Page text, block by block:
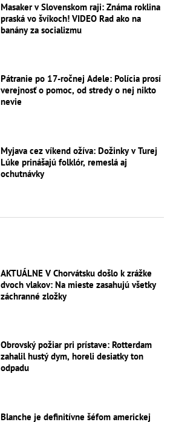
Masaker v Slovenskom raji: Známa roklina
praská vo švíkoch! VIDEO Rad ako na
banány za socializmu
Pátranie po 17-ročnej Adele: Polícia prosí
verejnosť o pomoc, od stredy o nej nikto
nevie
Myjava cez víkend ožíva: Dožinky v Turej
Lúke prinášajú folklór, remeslá aj
ochutnávky
AKTUÁLNE V Chorvátsku došlo k zrážke
dvoch vlakov: Na mieste zasahujú všetky
záchranné zložky
Obrovský požiar pri prístave: Rotterdam
zahalil hustý dym, horeli desiatky ton
odpadu
Blanche je definitívne šéfom americkej